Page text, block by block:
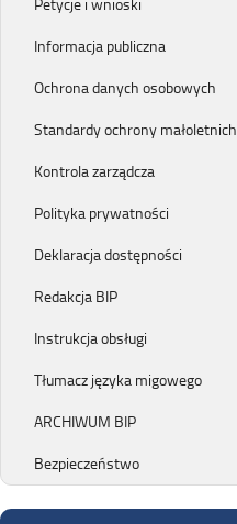
Informacja publiczna
Ochrona danych osobowych
Standardy ochrony małoletnich
Kontrola zarządcza
Polityka prywatności
Deklaracja dostępności
Redakcja BIP
Instrukcja obsługi
Tłumacz języka migowego
ARCHIWUM BIP
Bezpieczeństwo